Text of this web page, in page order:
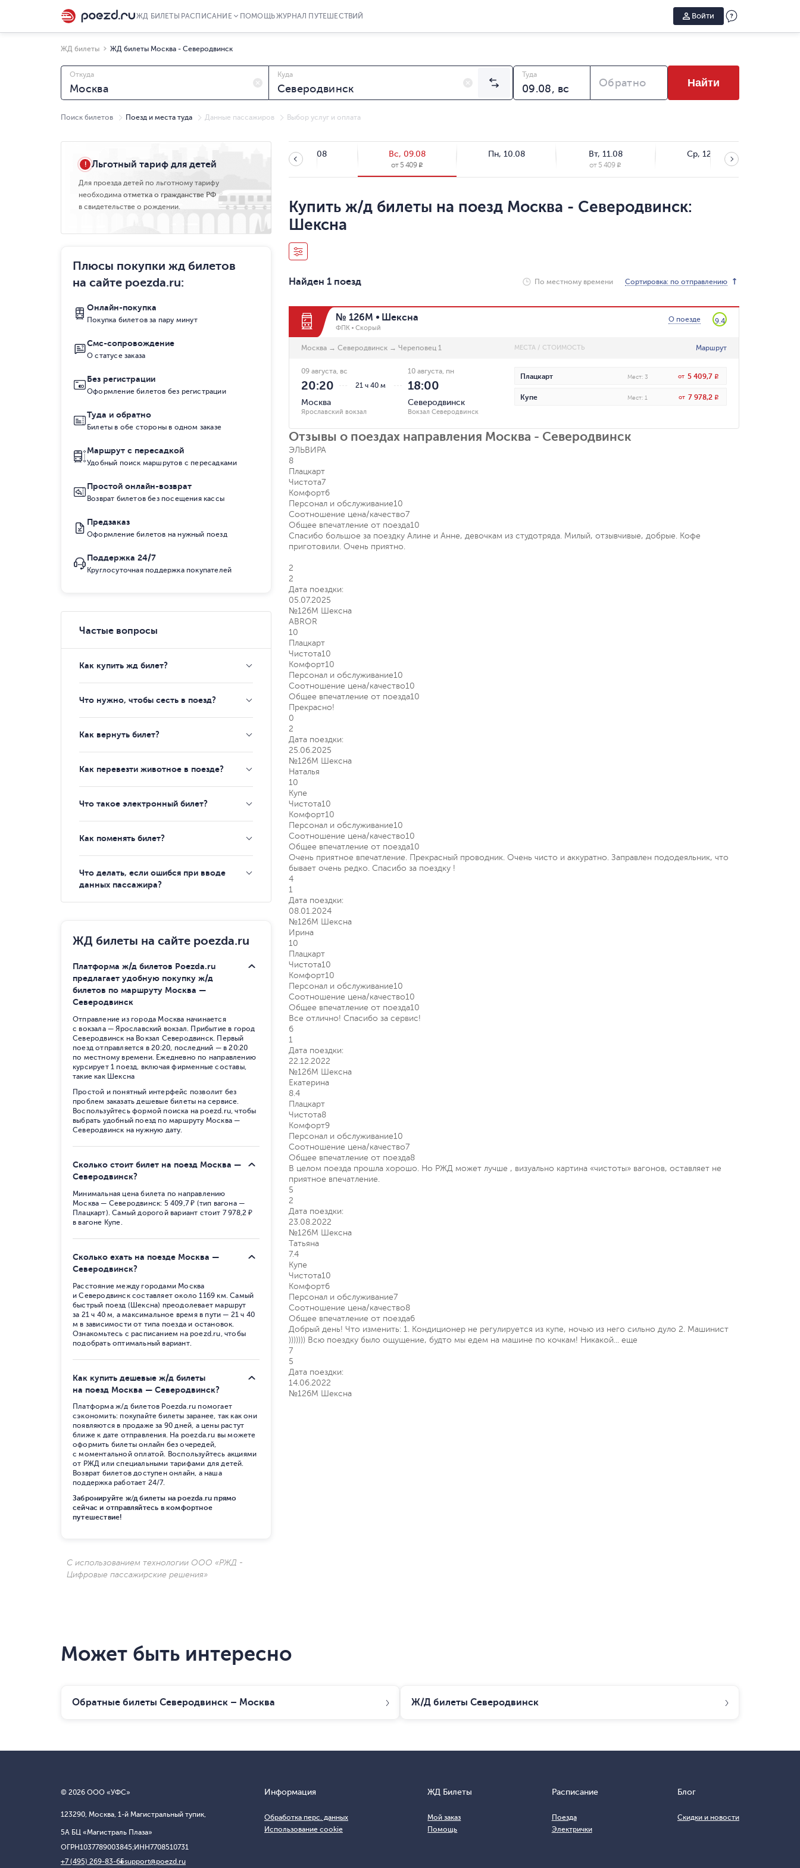
ЖД БИЛЕТЫ РАСПИСАНИЕ ПОМОЩЬЖУРНАЛ ПУТЕШЕСТВИЙ Войти
ЖД билеты ЖД билеты Москва - Северодвинск
Откуда Куда Туда
Обратно Найти
Поиск билетов Поезд и места туда Данные пассажиров Выбор услуг и оплата
Сб, 08.08 Вс, 09.08
от 5 409 R
Пн, 10.08 Вт, 11.08
от 5 409 R
Ср, 12.08
Купить ж/д билеты на поезд Москва - Северодвинск:
Шексна
Найден 1 поезд По местному времени Сортировка: по отправлению
№ 126М Шексна
ФПК Скорый
О поезде 9.4
Москва → Северодвинск → Череповец 1 МЕСТА / СТОИМОСТЬ Маршрут
21 ч 40 м
09 августа, вс
20:20
Москва
Ярославский вокзал
10 августа, пн
18:00
Северодвинск
Вокзал Северодвинск
Плацкарт Мест: 3 от 5 409,7 R
Купе Мест: 1 от 7 978,2 R
Отзывы о поездах направления Москва - Северодвинск
ЭЛЬВИРА
8
Плацкарт
Чистота7
Комфорт6
Персонал и обслуживание10
Соотношение цена/качество7
Общее впечатление от поезда10
Спасибо большое за поездку Алине и Анне, девочкам из студотряда. Милый, отзывчивые, добрые. Кофе
приготовили. Очень приятно.
2
2
Дата поездки:
05.07.2025
№126М Шексна
ABROR
10
Плацкарт
Чистота10
Комфорт10
Персонал и обслуживание10
Соотношение цена/качество10
Общее впечатление от поезда10
Прекрасно!
0
2
Дата поездки:
25.06.2025
№126М Шексна
Наталья
10
Купе
Чистота10
Комфорт10
Персонал и обслуживание10
Соотношение цена/качество10
Общее впечатление от поезда10
Очень приятное впечатление. Прекрасный проводник. Очень чисто и аккуратно. Заправлен пододеяльник, что
бывает очень редко. Спасибо за поездку !
4
1
Дата поездки:
08.01.2024
№126М Шексна
Ирина
10
Плацкарт
Чистота10
Комфорт10
Персонал и обслуживание10
Соотношение цена/качество10
Общее впечатление от поезда10
Все отлично! Спасибо за сервис!
6
1
Дата поездки:
22.12.2022
№126М Шексна
Екатерина
8.4
Плацкарт
Чистота8
Комфорт9
Персонал и обслуживание10
Соотношение цена/качество7
Общее впечатление от поезда8
В целом поезда прошла хорошо. Но РЖД может лучше , визуально картина «чистоты» вагонов, оставляет не
приятное впечатление.
5
2
Дата поездки:
23.08.2022
№126М Шексна
Татьяна
7.4
Купе
Чистота10
Комфорт6
Персонал и обслуживание7
Соотношение цена/качество8
Общее впечатление от поезда6
Добрый день! Что изменить: 1. Кондиционер не регулируется из купе, ночью из него сильно дуло 2. Машинист
))))))) Всю поездку было ощущение, будто мы едем на машине по кочкам! Никакой...еще
7
5
Дата поездки:
14.06.2022
№126М Шексна
Льготный тариф для детей
Для проезда детей по льготному тарифу
необходима отметка о гражданстве РФ
в свидетельстве о рождении.
Плюсы покупки жд билетов
на сайте poezda.ru:
Онлайн-покупка
Покупка билетов за пару минут
Смс-сопровождение
О статусе заказа
Без регистрации
Оформление билетов без регистрации
Туда и обратно
Билеты в обе стороны в одном заказе
Маршрут с пересадкой
Удобный поиск маршрутов с пересадками
Простой онлайн-возврат
Возврат билетов без посещения кассы
Предзаказ
Оформление билетов на нужный поезд
Поддержка 24/7
Круглосуточная поддержка покупателей
Частые вопросы
Как купить жд билет?
Что нужно, чтобы сесть в поезд?
Как вернуть билет?
Как перевезти животное в поезде?
Что такое электронный билет?
Как поменять билет?
Что делать, если ошибся при вводе
данных пассажира?
ЖД билеты на сайте poezda.ru
Платформа ж/д билетов Poezda.ru
предлагает удобную покупку ж/д
билетов по маршруту Москва —
Северодвинск
Отправление из города Москва начинается
с вокзала — Ярославский вокзал. Прибытие в город
Северодвинск на Вокзал Северодвинск. Первый
поезд отправляется в 20:20, последний — в 20:20
по местному времени. Ежедневно по направлению
курсирует 1 поезд, включая фирменные составы,
такие как Шексна
Простой и понятный интерфейс позволит без
проблем заказать дешевые билеты на сервисе.
Воспользуйтесь формой поиска на poezd.ru, чтобы
выбрать удобный поезд по маршруту Москва —
Северодвинск на нужную дату.
Сколько стоит билет на поезд Москва —
Северодвинск?
Минимальная цена билета по направлению
Москва — Северодвинск: 5 409,7 ₽ (тип вагона —
Плацкарт). Самый дорогой вариант стоит 7 978,2 ₽
в вагоне Купе.
Сколько ехать на поезде Москва —
Северодвинск?
Расстояние между городами Москва
и Северодвинск составляет около 1169 км. Самый
быстрый поезд (Шексна) преодолевает маршрут
за 21 ч 40 м, а максимальное время в пути — 21 ч 40
м в зависимости от типа поезда и остановок.
Ознакомьтесь с расписанием на poezd.ru, чтобы
подобрать оптимальный вариант.
Как купить дешевые ж/д билеты
на поезд Москва — Северодвинск?
Платформа ж/д билетов Poezda.ru помогает
сэкономить: покупайте билеты заранее, так как они
появляются в продаже за 90 дней, а цены растут
ближе к дате отправления. На poezda.ru вы можете
оформить билеты онлайн без очередей,
с моментальной оплатой. Воспользуйтесь акциями
от РЖД или специальными тарифами для детей.
Возврат билетов доступен онлайн, а наша
поддержка работает 24/7.
Забронируйте ж/д билеты на poezda.ru прямо
сейчас и отправляйтесь в комфортное
путешествие!
С использованием технологии ООО «РЖД -
Цифровые пассажирские решения»
Может быть интересно
Обратные билеты Северодвинск – Москва Ж/Д билеты Северодвинск
© 2026 ООО «УФС»
123290, Москва, 1-й Магистральный тупик,
5А БЦ «Магистраль Плаза»
ОГРН1037789003845;ИНН7708510731
+7 (495) 269-83-65support@poezd.ru
Информация
Обработка перс. данных
Использование cookie
ЖД Билеты
Мой заказ
Помощь
Расписание
Поезда
Электрички
Блог
Скидки и новости